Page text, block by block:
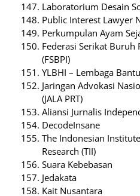
Laboratorium Desain
Public Interest Lawyer
Perkumpulan Ayam
Federasi Serikat Buruh
(FSBPI)
YLBHI – Lembaga
Jaringan Advokasi
(JALA PRT)
Aliansi Jurnalis
DecodeInsane
The Indonesian
Research (TII)
Suara Kebebasan
Jedakata
Kait Nusantara